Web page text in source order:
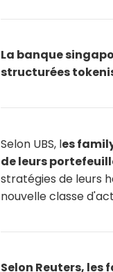
La banque
structurées
Selon UBS, les
de leurs
stratégies de leurs
nouvelle classe
Selon Reuters,